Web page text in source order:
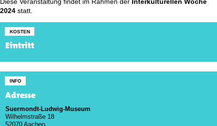
Diese Veranstaltung findet im Rahmen der Interkulturellen Woche
2024 statt.
KOSTEN
Eintritt
INFO
Adresse
Suermondt-Ludwig-Museum
Wilhelmstraße 18
52070 Aachen